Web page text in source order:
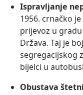
Ispravljanje
1956. crnačko
prijevoz u
Država. Taj je
segregacijskog
bijelci u
Obustava